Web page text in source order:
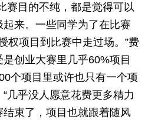
赛目的不纯，都是觉得可以
来。一些同学为了在比赛
权项目到比赛中走过场。”费
创业大赛里几乎60%项目
个项目里或许也只有一个项
几乎没人愿意花费更多精力
束了，项目也就跟着随风